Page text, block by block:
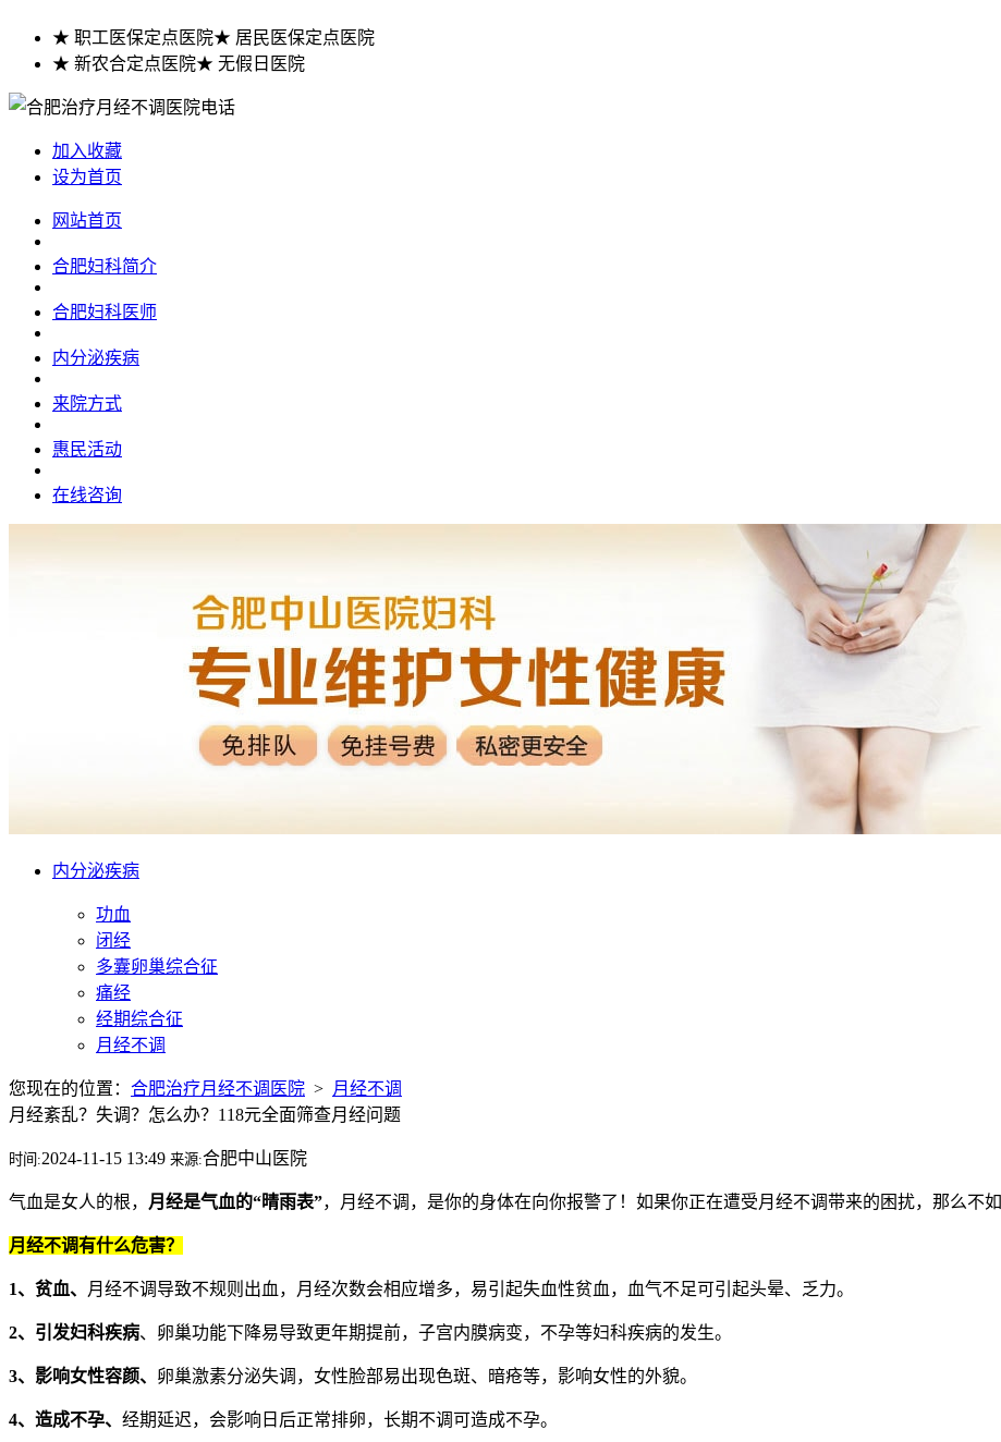
★ 职工医保定点医院★ 居民医保定点医院
★ 新农合定点医院★ 无假日医院
加入收藏
设为首页
网站首页
合肥妇科简介
合肥妇科医师
内分泌疾病
来院方式
惠民活动
在线咨询
内分泌疾病
功血
闭经
多囊卵巢综合征
痛经
经期综合征
月经不调
您现在的位置： 合肥治疗月经不调医院 > 月经不调
月经紊乱？失调？怎么办？118元全面筛查月经问题
时间:2024-11-15 13:49 来源:合肥中山医院
气血是女人的根， 月经是气血的“晴雨表”，月经不调，是你的身体在向你报警了！如果你正在遭受月经不调带来的困扰，那么不如
月经不调有什么危害？
1、贫血、 月经不调导致不规则出血，月经次数会相应增多，易引起失血性贫血，血气不足可引起头晕、乏力。
2、引发妇科疾病、卵巢功能下降易导致更年期提前，子宫内膜病变，不孕等妇科疾病的发生。
3、影响女性容颜、 卵巢激素分泌失调，女性脸部易出现色斑、暗疮等，影响女性的外貌。
4、造成不孕、 经期延迟，会影响日后正常排卵，长期不调可造成不孕。